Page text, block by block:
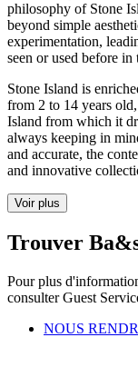
philosophy of Stone
beyond simple
experimentation,
seen or used before
Stone Island is
from 2 to 14 years
Island from which it
always keeping in
and accurate, the
and innovative
Voir plus
Trouver
Pour plus
consulter Guest
NOUS